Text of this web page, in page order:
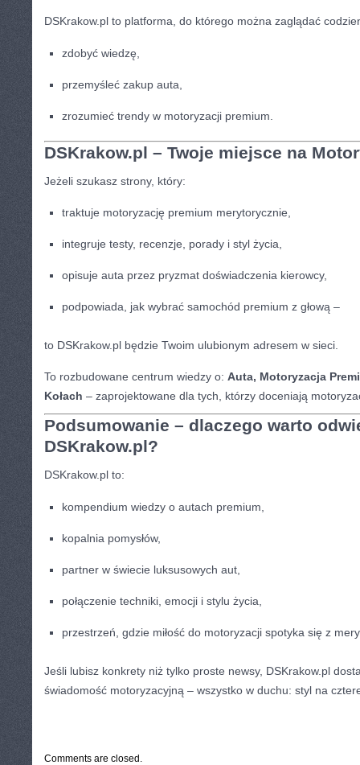
DSKrakow.pl to platforma, do którego można zaglądać
zdobyć wiedzę,
przemyśleć zakup auta,
zrozumieć trendy w motoryzacji premium.
DSKrakow.pl – Twoje miejsce na
Jeżeli szukasz strony, który:
traktuje motoryzację premium merytorycznie,
integruje testy, recenzje, porady i styl życia,
opisuje auta przez pryzmat doświadczenia kierowcy,
podpowiada, jak wybrać samochód premium z głową –
to DSKrakow.pl będzie Twoim ulubionym adresem w sieci.
To rozbudowane centrum wiedzy o: Auta, Motoryzacja
Kołach – zaprojektowane dla tych, którzy doceniają
Podsumowanie – dlaczego warto
DSKrakow.pl?
DSKrakow.pl to:
kompendium wiedzy o autach premium,
kopalnia pomysłów,
partner w świecie luksusowych aut,
połączenie techniki, emocji i stylu życia,
przestrzeń, gdzie miłość do motoryzacji spotyka się z
Jeśli lubisz konkrety niż tylko proste newsy, DSKrakow.pl
świadomość motoryzacyjną – wszystko w duchu: styl na
Comments are closed.